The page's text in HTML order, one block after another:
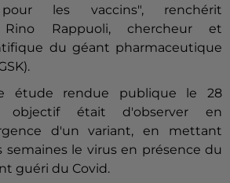
pour les vaccins", renchérit
Rino Rappuoli, chercheur et
du géant pharmaceutique
étude rendue publique le 28
objectif était d'observer en
d'un variant, en mettant
le virus en présence du
guéri du Covid.